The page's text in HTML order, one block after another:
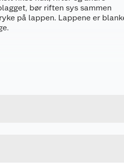
bør riften sys sammen
på lappen. Lappene er